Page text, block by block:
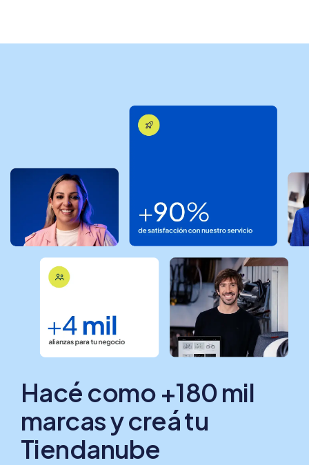
Hacé como +180 mil
marcas y creá tu
Tiendanube